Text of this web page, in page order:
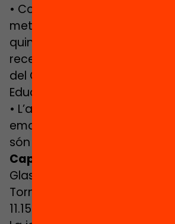
• Com treballar
metacognició a l’escola:
quines condicions?
recercador de la Fundació
del Grup Interdisciplinar de
Educatives (Universitat de
• L’aprenentatge de
emocionals a l’escola: quins
són efectius, per a què i per
Capsada
, recercadora de
Glasgow
Torn obert de preguntes
11.15 – 11.45 h PAUSA – CAFÈ